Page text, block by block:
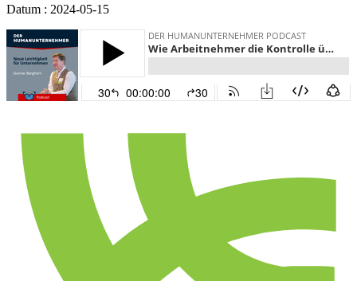
Datum : 2024-05-15